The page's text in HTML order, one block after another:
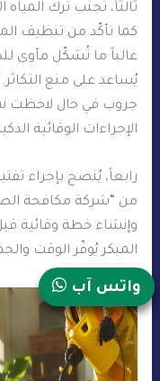
ثالثاً، تجنّب ترك المياه
كما تأكّد من تنظيف
غالباً ما تُشكّل مأوى
يُساعد على منع
جروب في حال لاحظت
الإجراءات الوقائية
رابعاً، يُنصح بإجراء
من “شركة مكافحة
وإنشاء خطة وقائية
المبكر يُوفّر الوقت
واتس آب